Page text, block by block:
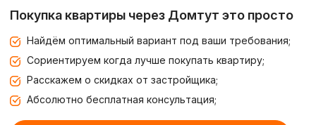
Покупка квартиры через Домтут это просто
Найдём оптимальный вариант под ваши требования;
Сориентируем когда лучше покупать квартиру;
Расскажем о скидках от застройщика;
Абсолютно бесплатная консультация;